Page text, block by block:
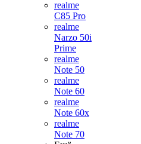
realme
C85 Pro
realme
Narzo 50i
Prime
realme
Note 50
realme
Note 60
realme
Note 60x
realme
Note 70